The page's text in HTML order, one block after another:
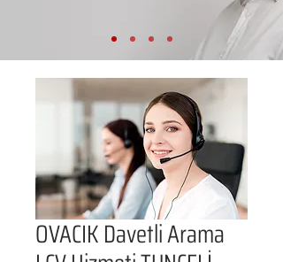
OVACIK Davetli Arama